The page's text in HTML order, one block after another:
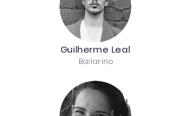
Guilherme Leal
Bailarino